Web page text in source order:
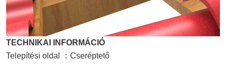
TECHNIKAI INFORMÁCIÓ
Telepítési oldal
： Cseréptető